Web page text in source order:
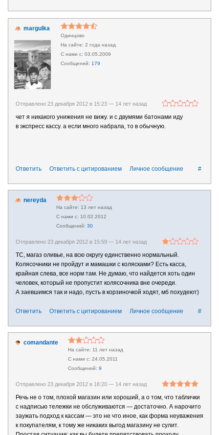
margulka
Одинцово
2 года назад
03.05.2009
179
Отправлено 23 декабря 2012 в 15:23 — 14 лет назад
чет я никакого унижения не вижу. и с двумями батонами иду
в экспресс кассу. а если много набрала, то в обычную.
#
Ответить Ответить с цитированием Личное сообщение
nereyda
13 лет назад
10.02.2012
30
Отправлено 23 декабря 2012 в 15:59 — 14 лет назад
ТС, магаз оливье, на всю округу единственно нормальный.
Колясочники не пройдут и мамашки с колясками? Есть касса,
крайная слева, все норм там. Не думаю, что найдется хоть один
человек, который не пропустит колясочника вне очереди.
А заевшимся так и надо, пусть в корзиночкой ходят, мб похудеют)
#
Ответить Ответить с цитированием Личное сообщение
comandante
11 лет назад
24.05.2011
9
Отправлено 23 декабря 2012 в 18:20 — 14 лет назад
Речь не о том, плохой магазин или хороший, а о том, что таблички
с надписью тележки не обслуживаются — достаточно. А нарочито
заужать подход к кассам — это не что иное, как форма неуважения
к покупателям, к тому же никаких выгод магазину не сулит.